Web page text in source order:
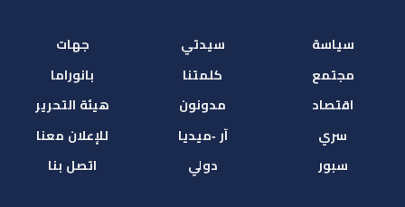
سياسة
مجتمع
اقتصاد
سري
سبور
سيدتي
كلمتنا
مدونون
آر -ميديا
دولي
جهات
بانوراما
هيئة التحرير
للإعلان معنا
اتصل بنا